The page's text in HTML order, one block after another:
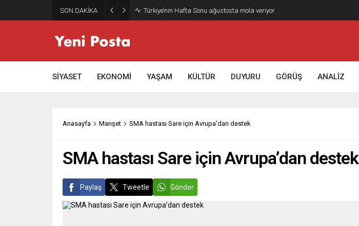
SON DAKİKA Gazze’nin geleceği: Teknokratik kontrol mü, kolonializm mi?
SİYASET EKONOMİ YAŞAM KÜLTÜR DUYURU GÖRÜŞ ANALİZ
Anasayfa Manşet SMA hastası Sare için Avrupa’dan destek
SMA hastası Sare için Avrupa’dan destek
Paylaş Tweetle Gönder